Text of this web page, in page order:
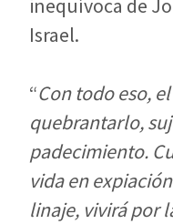
inequívoca de
Israel.
“Con todo eso,
quebrantarlo,
padecimiento.
vida en
linaje, vivirá por